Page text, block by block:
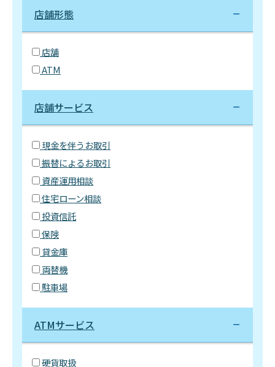
店舗形態
店舗
ATM
店舗サービス
現金を伴うお取引
振替によるお取引
資産運用相談
住宅ローン相談
投資信託
保険
貸金庫
両替機
駐車場
ATMサービス
硬貨取扱